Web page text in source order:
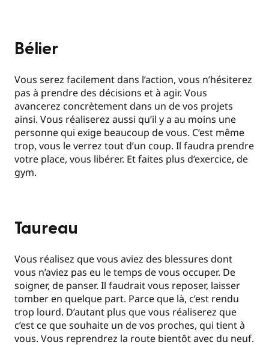
Bélier
Vous serez facilement dans l’action, vous n’hésiterez
pas à prendre des décisions et à agir. Vous
avancerez concrètement dans un de vos projets
ainsi. Vous réaliserez aussi qu’il y a au moins une
personne qui exige beaucoup de vous. C’est même
trop, vous le verrez tout d’un coup. Il faudra prendre
votre place, vous libérer. Et faites plus d’exercice, de
gym.
Taureau
Vous réalisez que vous aviez des blessures dont
vous n’aviez pas eu le temps de vous occuper. De
soigner, de panser. Il faudrait vous reposer, laisser
tomber en quelque part. Parce que là, c’est rendu
trop lourd. D’autant plus que vous réaliserez que
c’est ce que souhaite un de vos proches, qui tient à
vous. Vous reprendrez la route bientôt avec du neuf.